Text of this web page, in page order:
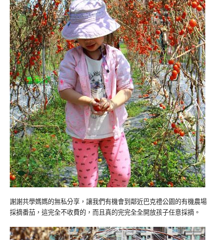
謝謝共學媽媽的無私分享，讓我們有機會到鄰近巴克禮公園的有機農場
採摘番茄，這完全不收費的，而且真的完完全全開放孩子任意採摘。